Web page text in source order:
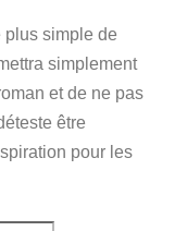
plus simple de
simplement
et de ne pas
être
pour les